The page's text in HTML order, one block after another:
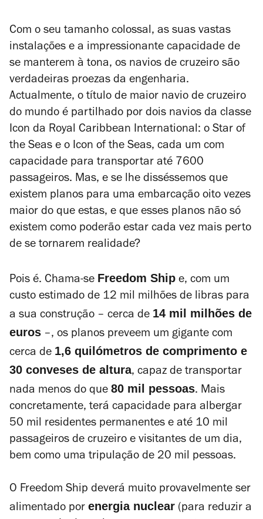
Com o seu tamanho colossal, as suas vastas
instalações e a impressionante capacidade de
se manterem à tona, os navios de cruzeiro são
verdadeiras proezas da engenharia.
Actualmente, o título de maior navio de cruzeiro
do mundo é partilhado por dois navios da classe
Icon da Royal Caribbean International: o Star of
the Seas e o Icon of the Seas, cada um com
capacidade para transportar até 7600
passageiros. Mas, e se lhe disséssemos que
existem planos para uma embarcação oito vezes
maior do que estas, e que esses planos não só
existem como poderão estar cada vez mais perto
de se tornarem realidade?
Pois é. Chama-se Freedom Ship e, com um
custo estimado de 12 mil milhões de libras para
a sua construção – cerca de 14 mil milhões de
euros –, os planos preveem um gigante com
cerca de 1,6 quilómetros de comprimento e
30 conveses de altura, capaz de transportar
nada menos do que 80 mil pessoas. Mais
concretamente, terá capacidade para albergar
50 mil residentes permanentes e até 10 mil
passageiros de cruzeiro e visitantes de um dia,
bem como uma tripulação de 20 mil pessoas.
O Freedom Ship deverá muito provavelmente ser
alimentado por energia nuclear (para reduzir a